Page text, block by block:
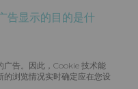
告显示的目的是什
广告。因此，Cookie 技术能
浏览情况实时确定应在您设